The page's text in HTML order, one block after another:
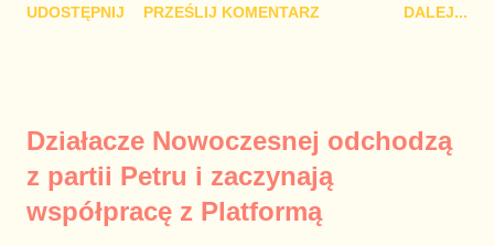
Dodajmy do tego jeszcze odmowę wojewody dotyczącą
centrum, a PiS już tam jest” – mówili komentatorzy po zamianie
Szydło na Morawieckiego. Jak zwykle mieli rację. Tej nocy rząd
nie pójdzie spać. Do jutrzejszego poranka muszą znaleźć
UDOSTĘPNIJ PRZEŚLIJ KOMENTARZ DALEJ...
Działacze Nowoczesnej odchodzą
z partii Petru i zaczynają
współpracę z Platformą